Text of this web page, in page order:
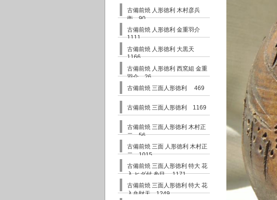
古備前焼 人形徳利 木村彦兵
衛 90
古備前焼 人形徳利 金重羽介
1111
古備前焼 人形徳利 大黒天
1166
古備前焼 人形徳利 西窯組 金重
羽介 26
古備前焼 三面人形徳利 469
古備前焼 三面人形徳利 1169
古備前焼 三面人形徳利 木村正
二 56
古備前焼 三面 人形徳利 木村正
二 1015
古備前焼 三面人形徳利 特大 花
入 ヒダ付 糸目 1171
古備前焼 三面人形徳利 特大 花
入弁財天 1249